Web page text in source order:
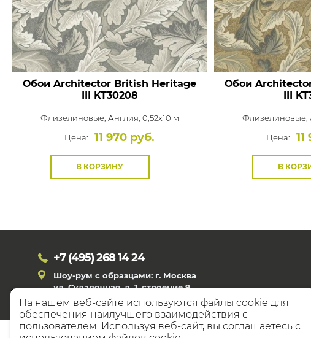
Обои Architector British Heritage
III KT30208
Флизелиновые, Англия, 0,52x10 м
Цена:
11 970 руб.
В КОРЗИНУ
Обои
III
Флизелиновые,
Цена:
В
+7 (495)268 14 24
Шоу-рум с образцами: г. Москва
ул. Складочная, д. 1, строение 9
© 2026
На нашем веб-сайте используются файлы cookie для
обеспечения наилучшего взаимодействия с
пользователем. Используя веб-сайт, вы соглашаетесь с